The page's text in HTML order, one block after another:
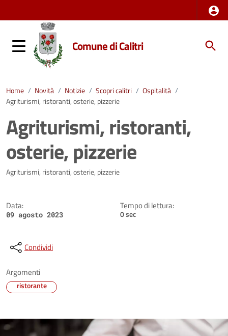
Comune di Calitri
Home / Novità / Notizie / Scopri calitri / Ospitalità /
Agriturismi, ristoranti, osterie, pizzerie
Agriturismi, ristoranti,
osterie, pizzerie
Dettagli della notizia
Agriturismi, ristoranti, osterie, pizzerie
Data:
09 agosto 2023
Tempo di lettura:
0 sec
Condividi
Argomenti
ristorante